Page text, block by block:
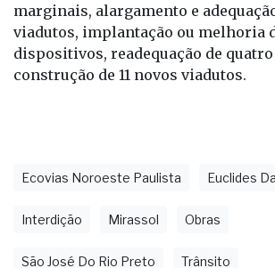
marginais, alargamento e
viadutos, implantação ou melhoria
dispositivos, readequação de
construção de 11 novos viadutos.
Ecovias Noroeste Paulista Euclides
Interdição Mirassol Obras
São José Do Rio Preto Trânsito